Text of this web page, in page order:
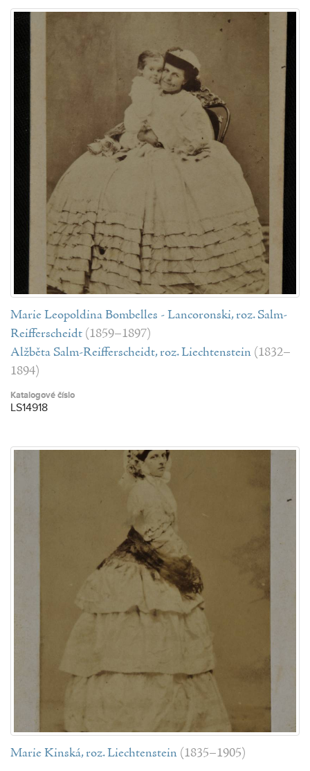
Marie Leopoldina Bombelles - Lancoronski, roz. Salm-
Reifferscheidt (1859–1897)
Alžběta Salm-Reifferscheidt, roz. Liechtenstein (1832–
1894)
Katalogové číslo
LS14918
Marie Kinská, roz. Liechtenstein (1835–1905)